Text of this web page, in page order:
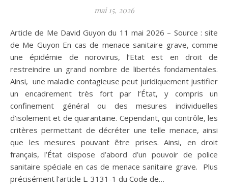
mai 15, 2026
Article de Me David Guyon du 11 mai 2026 – Source : site
de Me Guyon En cas de menace sanitaire grave, comme
une épidémie de norovirus, l’Etat est en droit de
restreindre un grand nombre de libertés fondamentales.
Ainsi, une maladie contagieuse peut juridiquement justifier
un encadrement très fort par l’État, y compris un
confinement général ou des mesures individuelles
d’isolement et de quarantaine. Cependant, qui contrôle, les
critères permettant de décréter une telle menace, ainsi
que les mesures pouvant être prises. Ainsi, en droit
français, l’État dispose d’abord d’un pouvoir de police
sanitaire spéciale en cas de menace sanitaire grave. Plus
précisément l’article L. 3131-1 du Code de…